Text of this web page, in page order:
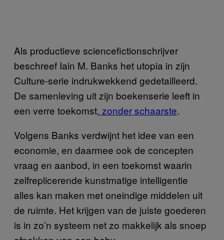
Als productieve sciencefictionschrijver
beschreef Iain M. Banks het utopia in zijn
Culture-serie indrukwekkend gedetailleerd.
De samenleving uit zijn boekenserie leeft in
een verre toekomst, zonder schaarste.
Volgens Banks verdwijnt het idee van een
economie, en daarmee ook de concepten
vraag en aanbod, in een toekomst waarin
zelfreplicerende kunstmatige intelligentie
alles kan maken met oneindige middelen uit
de ruimte. Het krijgen van de juiste goederen
is in zo’n systeem net zo makkelijk als snoep